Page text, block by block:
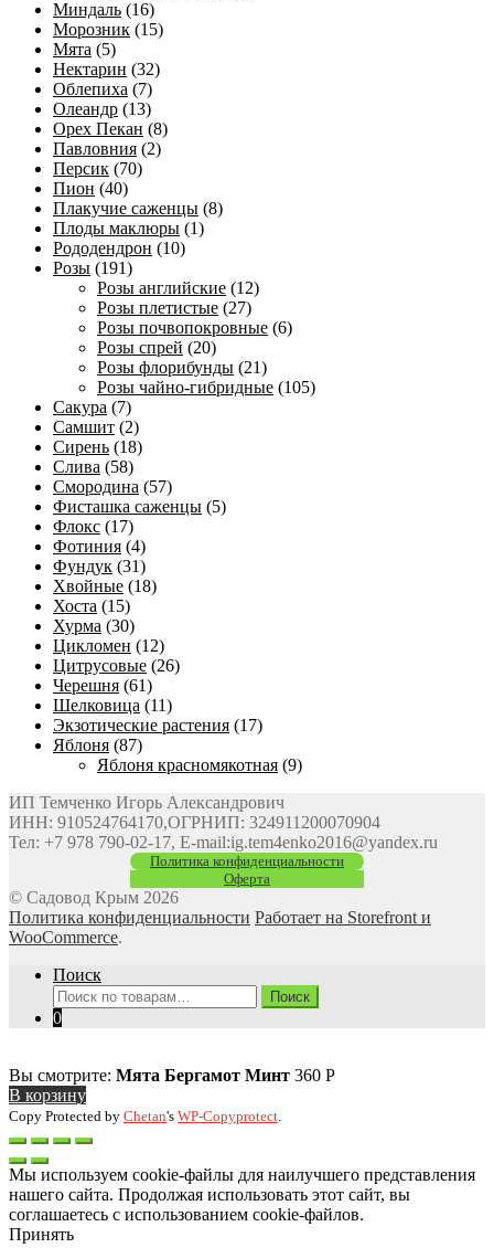
Миндаль (16)
Морозник (15)
Мята (5)
Нектарин (32)
Облепиха (7)
Олеандр (13)
Орех Пекан (8)
Павловния (2)
Персик (70)
Пион (40)
Плакучие саженцы (8)
Плоды маклюры (1)
Рододендрон (10)
Розы (191)
Розы английские (12)
Розы плетистые (27)
Розы почвопокровные (6)
Розы спрей (20)
Розы флорибунды (21)
Розы чайно-гибридные (105)
Сакура (7)
Самшит (2)
Сирень (18)
Слива (58)
Смородина (57)
Фисташка саженцы (5)
Флокс (17)
Фотиния (4)
Фундук (31)
Хвойные (18)
Хоста (15)
Хурма (30)
Цикломен (12)
Цитрусовые (26)
Черешня (61)
Шелковица (11)
Экзотические растения (17)
Яблоня (87)
Яблоня красномякотная (9)
ИП Темченко Игорь Александрович
ИНН: 910524764170,ОГРНИП: 324911200070904
Тел: +7 978 790-02-17, E-mail:ig.tem4enko2016@yandex.ru
Политика конфиденциальности
Оферта
© Садовод Крым 2026
Политика конфиденциальности Работает на Storefront и
WooCommerce.
Поиск
Искать:
Поиск
0
Вы смотрите: Мята Бергамот Минт 360 Р
В корзину
Copy Protected by Chetan's WP-Copyprotect
Мы используем cookie-файлы для наилучшего представления
нашего сайта. Продолжая использовать этот сайт, вы
соглашаетесь с использованием cookie-файлов.
Принять